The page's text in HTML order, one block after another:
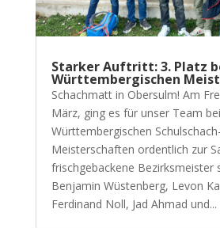
Starker Auftritt: 3. Platz
Württembergischen
Schachmatt in Obersulm! Am
März, ging es für unser Team
Württembergischen Schulschach-
Meisterschaften ordentlich zur
frischgebackene Bezirksmeister
Benjamin Wüstenberg, Levon
Ferdinand Noll, Jad Ahmad und...